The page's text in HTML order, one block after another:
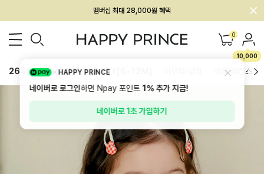
회원전용 아울렛, 가입하면 ~60% 할인!
멤버십 최대 28,000원 혜택 0
10,000
26SS 신상 BEST BABY[6~12M] 하의/레깅스
HAPPY PRINCE
네이버로 로그인하면 Npay 포인트1%추가 지급!
네이버로 1초 가입하기